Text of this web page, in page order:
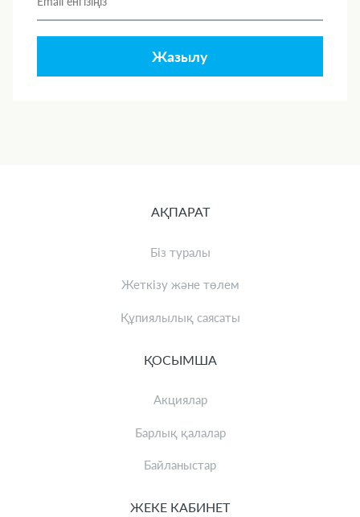
Жазылу
АҚПАРАТ
Біз туралы
Жеткізу және төлем
Құпиялылық саясаты
ҚОСЫМША
Акциялар
Барлық қалалар
Байланыстар
ЖЕКЕ КАБИНЕТ